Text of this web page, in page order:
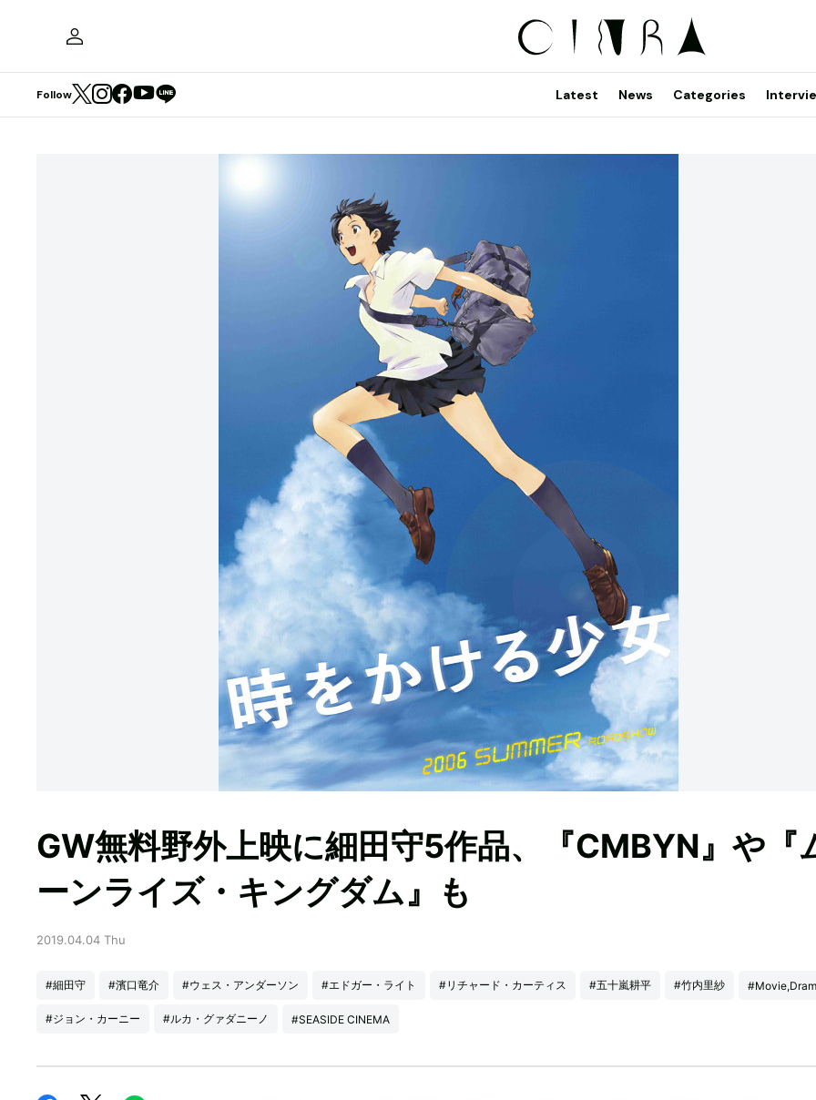
Follow Latest News Categories
GW無料野外上映に細田守5作品、『CMBYN』や『
ーンライズ・キングダム』も
2019.04.04 Thu
#細田守 #濱口竜介 #ウェス・アンダーソン #エドガー・ライト #リチャード・カーティス #五十嵐耕平 #竹内里紗
#ジョン・カーニー #ルカ・グァダニーノ #SEASIDE CINEMA